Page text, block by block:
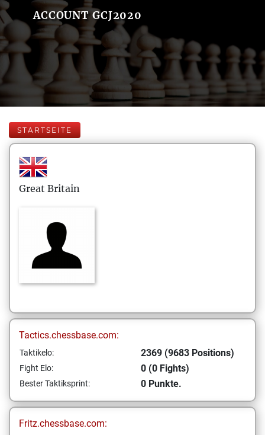
ACCOUNT GCJ2020
STARTSEITE
Great Britain
Tactics.chessbase.com:
Taktikelo: 2369 (9683 Positions)
Fight Elo: 0 (0 Fights)
Bester Taktiksprint: 0 Punkte.
Fritz.chessbase.com: